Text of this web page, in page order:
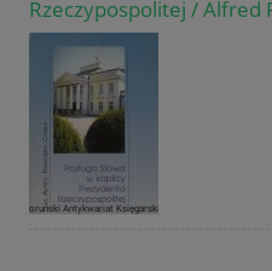
Rzeczypospolitej / Alfred